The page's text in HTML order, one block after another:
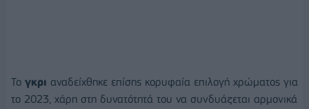
Το γκρι αναδείχθηκε επίσης κορυφαία επιλογή χρώματος για
το 2023, χάρη στη δυνατότητά του να συνδυάζεται αρμονικά